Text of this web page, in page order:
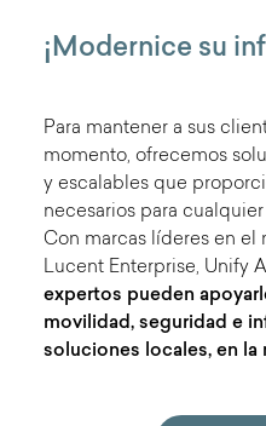
¡Modernice su
Para mantener a sus
momento, ofrecemos
y escalables que
necesarios para
Con marcas líderes en
Lucent Enterprise, Unify
expertos pueden
movilidad, seguridad e
soluciones locales, en la